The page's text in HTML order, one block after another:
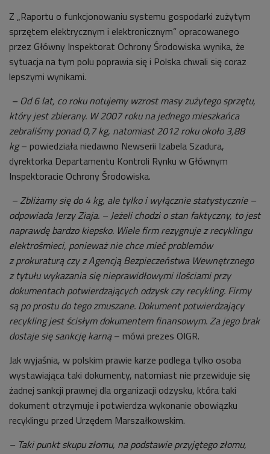
Z „Raportu o funkcjonowaniu systemu gospodarki zużytym
sprzętem elektrycznym i elektronicznym” opracowanego
przez Główny Inspektorat Ochrony Środowiska wynika, że
sytuacja na tym polu poprawia się i Polska chwali się coraz
lepszymi wynikami.
– Od 6 lat, co roku notujemy wzrost masy zużytego sprzętu,
który jest zbierany. W 2007 roku na jednego mieszkańca
zebraliśmy ponad 0,7 kg, natomiast 2012 roku około 3,88
kg– powiedziała niedawno Newserii Izabela Szadura,
dyrektorka Departamentu Kontroli Rynku w Głównym
Inspektoracie Ochrony Środowiska.
– Zbliżamy się do 4 kg, ale tylko i wyłącznie statystycznie –
odpowiada Jerzy Ziaja. – Jeżeli chodzi o stan faktyczny, to jest
naprawdę bardzo kiepsko. Wiele firm rezygnuje z recyklingu
elektrośmieci, ponieważ nie chce mieć problemów
z prokuraturą czy z Agencją Bezpieczeństwa Wewnętrznego
z tytułu wykazania się nieprawidłowymi ilościami przy
dokumentach potwierdzających odzysk czy recykling. Firmy
są po prostu do tego zmuszane. Dokument potwierdzający
recykling jest ścisłym dokumentem finansowym. Za jego brak
dostaje się sankcję karną– mówi prezes OIGR.
Jak wyjaśnia, w polskim prawie karze podlega tylko osoba
wystawiająca taki dokumenty, natomiast nie przewiduje się
żadnej sankcji prawnej dla organizacji odzysku, która taki
dokument otrzymuje i potwierdza wykonanie obowiązku
recyklingu przed Urzędem Marszałkowskim.
– Taki punkt skupu złomu, na podstawie przyjętego złomu,